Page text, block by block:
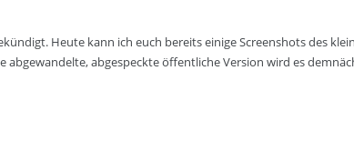
Heute kann ich euch bereits einige Screenshots des
abgewandelte, abgespeckte öffentliche Version wird es